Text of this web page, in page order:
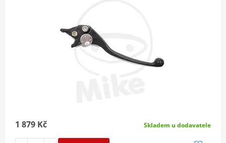
1 879 Kč Skladem u dodavatele